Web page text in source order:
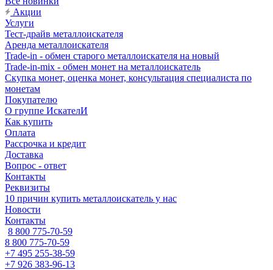
Акции
Услуги
Тест-драйв металлоискателя
Аренда металлоискателя
Trade-in - обмен старого металлоискателя на новый
Trade-in-mix - обмен монет на металлоискатель
Скупка монет, оценка монет, консультация специалиста по
монетам
Покупателю
О группе ИскателИ
Как купить
Оплата
Рассрочка и кредит
Доставка
Вопрос - ответ
Контакты
Реквизиты
10 причин купить металлоискатель у нас
Новости
Контакты
8 800 775-70-59
8 800 775-70-59
+7 495 255-38-59
+7 926 383-96-13